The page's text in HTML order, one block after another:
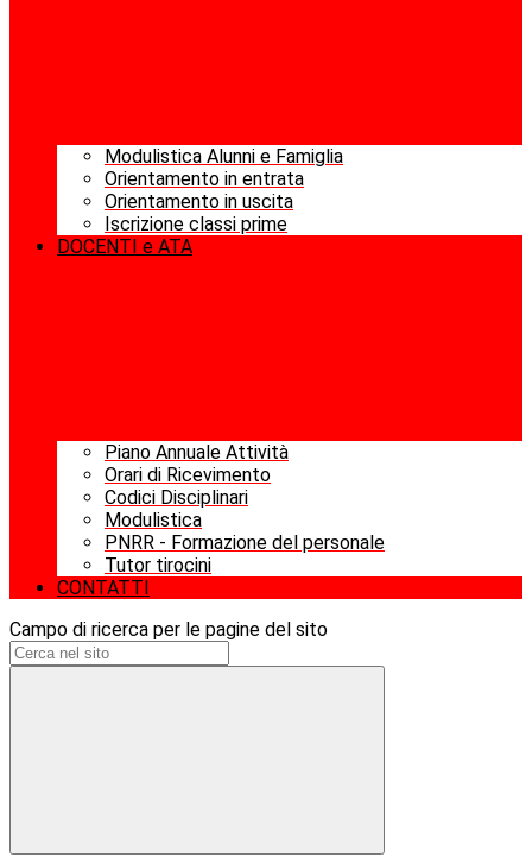
Modulistica Alunni e Famiglia
Orientamento in entrata
Orientamento in uscita
Iscrizione classi prime
DOCENTI e ATA
Piano Annuale Attività
Orari di Ricevimento
Codici Disciplinari
Modulistica
PNRR - Formazione del personale
Tutor tirocini
CONTATTI
Campo di ricerca per le pagine del sito